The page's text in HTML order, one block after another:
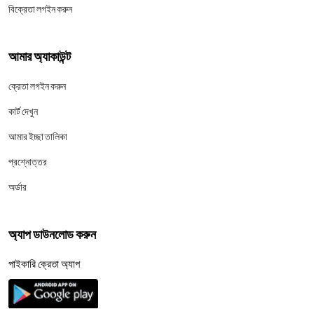
বিক্রেতা লগইন করুন
আমার অ্যাকাউন্ট
ক্রেতা লগইন করুন
কার্ট দেখুন
আমার ইচ্ছা তালিকা
প্রশ্নোত্তর
অর্ডার
অ্যাপ ডাউনলোড করুন
পাইকারি ক্রেতা অ্যাপ